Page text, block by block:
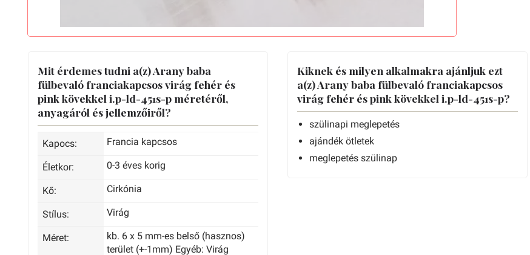
Mit érdemes tudni a(z) Arany baba
fülbevaló franciakapcsos virág fehér és
pink kövekkel i.p-ld-451s-p méretéről,
anyagáról és jellemzőiről?
Kapocs: Francia kapcsos
Életkor: 0-3 éves korig
Kő: Cirkónia
Stílus: Virág
Méret:
kb. 6 x 5 mm-es belső (hasznos)
terület (+-1mm) Egyéb: Virág
Kiknek és milyen alkalmakra ajánljuk ezt
a(z) Arany baba fülbevaló franciakapcsos
virág fehér és pink kövekkel i.p-ld-451s-p?
szülinapi meglepetés
ajándék ötletek
meglepetés szülinap